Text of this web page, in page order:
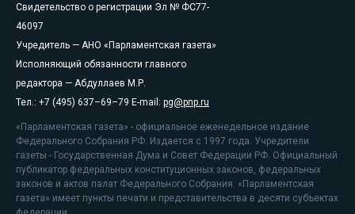
Свидетельство о регистрации Эл № ФС77-
46097
Учредитель — АНО «Парламентская газета»
Исполняющий обязанности главного
редактора — Абдуллаев М.Р.
Тел.: +7 (495) 637–69–79 E-mail: pg@pnp.ru
«Парламентская газета» - официальное еженедельное издание
Федерального Собрания РФ. Издается с 1997 года. Учредители
газеты - Государственная Дума и Совет Федерации РФ. Официальный
публикатор федеральных конституционных законов, федеральных
законов и актов палат Федерального Собрания. «Парламентская
газета» имеет пункты печати и представительства в десяти субъектах